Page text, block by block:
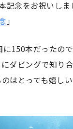
記念をお祝いし
」
に150本だったの
ダビングで知り
はとっても嬉し